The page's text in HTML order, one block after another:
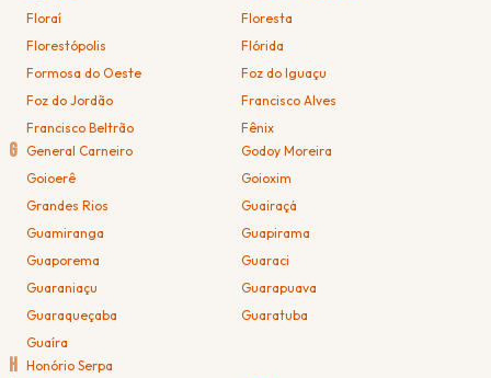
Floraí
Floresta
Florestópolis
Flórida
Formosa do Oeste
Foz do Iguaçu
Foz do Jordão
Francisco Alves
Francisco Beltrão
Fênix
G General Carneiro
Godoy Moreira
Goioerê
Goioxim
Grandes Rios
Guairaçá
Guamiranga
Guapirama
Guaporema
Guaraci
Guaraniaçu
Guarapuava
Guaraqueçaba
Guaratuba
Guaíra
H Honório Serpa